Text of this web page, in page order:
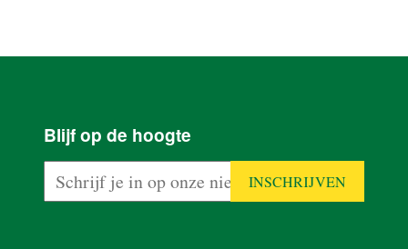
PRODUCTEN
Blijf op de hoogte